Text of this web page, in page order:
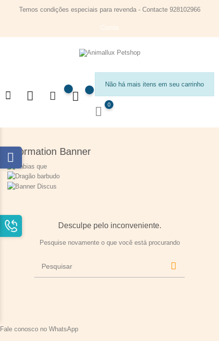
Temos condições especiais para revenda - Contacte 928102966
Conta
Não há mais itens em seu carrinho
0
Information Banner
Desculpe pelo inconveniente.
Pesquise novamente o que você está procurando
Fale conosco no WhatsApp